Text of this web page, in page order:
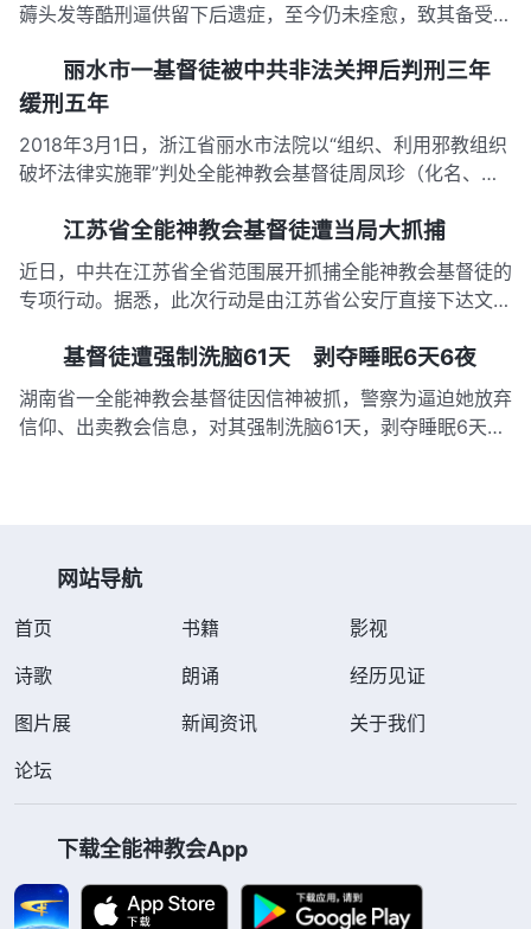
薅头发等酷刑逼供留下后遗症，至今仍未痊愈，致其备受折
地上，一个警察拿着一根长50公分，像擀面杖一样粗的木
棍使劲抽打我的后背和腿，我痛得剧烈挣扎，把绳子都挣脱
丽水市一基督徒被中共非法关押后判刑三年
缓刑五年
2018年3月1日，浙江省丽水市法院以“组织、利用邪教组织
破坏法律实施罪”判处全能神教会基督徒周凤珍（化名、
万元。周凤珍，从看守所出来后，国保大队警察警告说：
“你的问题还没有说清楚，以后随时还会有收监的可能。”
据周凤珍自述，2…
江苏省全能神教会基督徒遭当局大抓捕
近日，中共在江苏省全省范围展开抓捕全能神教会基督徒的
专项行动。据悉，此次行动是由江苏省公安厅直接下达文
截至目前，仅2018年10月24日这天，连云港市至少49名基
督徒遭抓捕。 案例一： 10月24日上午8点多，十多名警察
和特警…
基督徒遭强制洗脑61天 剥夺睡眠6天6夜
湖南省一全能神教会基督徒因信神被抓，警察为逼迫她放弃
信仰、出卖教会信息，对其强制洗脑61天，剥夺睡眠6天6
网站导航
首页 书籍
影视
诗歌
朗诵
经历见证
图片展
新闻资讯
关于我们
论坛
下载全能神教会App